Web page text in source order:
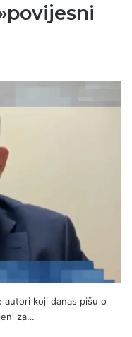
autori koji danas pišu o
za…